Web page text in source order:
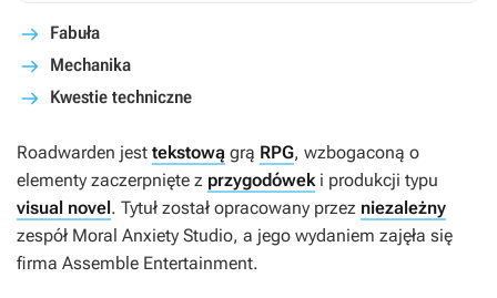
Fabuła
Mechanika
Kwestie techniczne
Roadwarden jest tekstową grą RPG, wzbogaconą o
elementy zaczerpnięte z przygodóweki produkcji typu
visual novel. Tytuł został opracowany przez niezależny
zespół Moral Anxiety Studio, a jego wydaniem zajęła się
firma Assemble Entertainment.